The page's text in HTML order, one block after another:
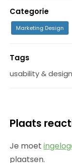
Categorie
Marketing Design
Tags
usability & design
Plaats
Je moet
plaatsen.